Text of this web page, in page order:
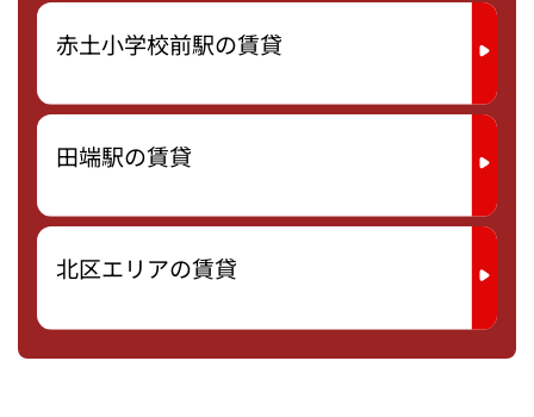
赤土小学校前駅の賃貸
田端駅の賃貸
北区エリアの賃貸